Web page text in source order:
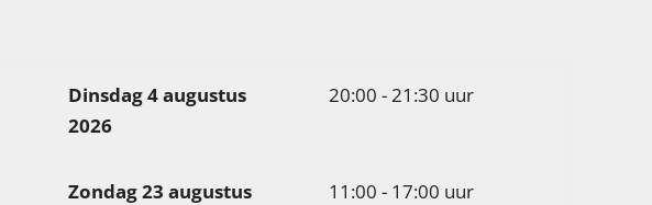
Dinsdag 4 augustus
2026
20:00 - 21:30 uur
Zondag 23 augustus
11:00 - 17:00 uur